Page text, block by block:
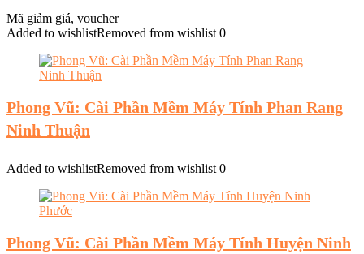
Mã giảm giá, voucher
Added to wishlistRemoved from wishlist 0
Phong Vũ: Cài Phần Mềm Máy Tính Phan Rang
Ninh Thuận
Added to wishlistRemoved from wishlist 0
Phong Vũ: Cài Phần Mềm Máy Tính Huyện Ninh